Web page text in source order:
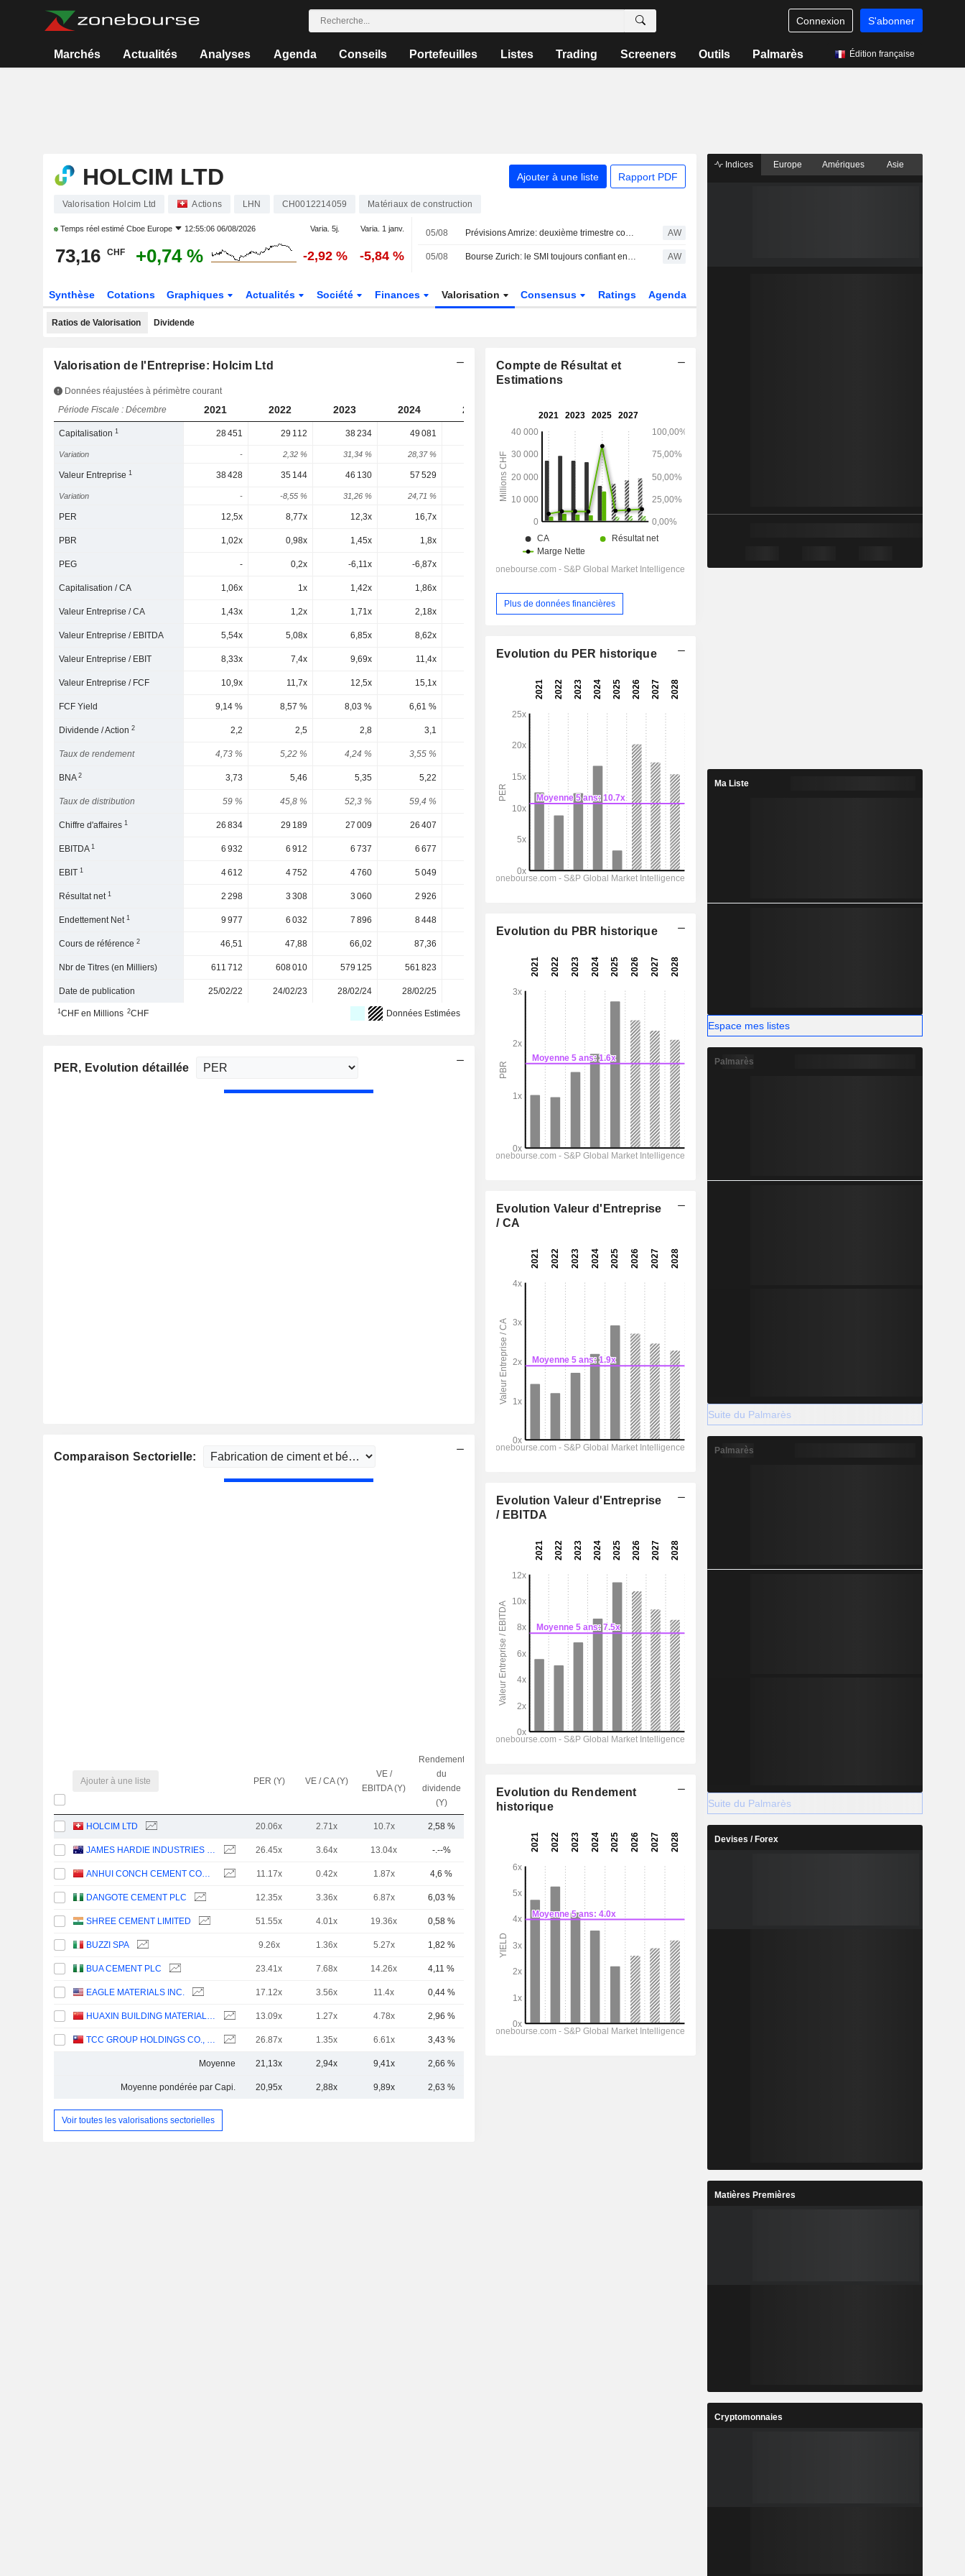
Connexion S'abonner
Marchés Actualités Analyses Agenda Conseils Portefeuilles Listes Trading Screeners Outils Palmarès Édition française
HOLCIM LTD Ajouter à une liste Rapport PDF
Valorisation Holcim Ltd Actions LHN CH0012214059 Matériaux de construction
Temps réel estimé Cboe Europe 12:55:06 06/08/2026 Varia. 5j. Varia. 1 janv.
73,16 CHF +0,74 % -2,92 % -5,84 %
05/08 Prévisions Amrize: deuxième trimestre contrasté AW
05/08 Bourse Zurich: le SMI toujours confiant en matinée AW
Synthèse Cotations Graphiques Actualités Société Finances Valorisation Consensus Ratings Agenda
Ratios de Valorisation Dividende
Valorisation de l'Entreprise: Holcim Ltd
Données réajustées à périmètre courant
Période Fiscale : Décembre
2021 2022 2023 2024 2025 2026 2027
Capitalisation1 28 451 29 112 38 234 49 081 40 168 -
Variation - 2,32 % 31,34 % 28,37 % -14,64 % -4,12 % -
Valeur Entreprise1 38 428 35 144 46 130 57 529 44 624 43 714
Variation - -8,55 % 31,26 % 24,71 % -20,6 % -2,01 % -2,04 %
PER 12,5x 8,77x 12,3x 16,7x 20,1x 17,2x 15,3x
PBR 1,02x 0,98x 1,45x 1,8x 2,44x 2,24x
PEG - 0,2x -6,11x -6,87x -0,2x 1,1x
Capitalisation / CA 1,06x 1x 1,42x 1,86x
Valeur Entreprise / CA 1,43x 1,2x 1,71x 2,18x 2,91x 2,71x 2,45x
Valeur Entreprise / EBITDA 5,54x 5,08x 6,85x 8,62x
Valeur Entreprise / EBIT 8,33x 7,4x 9,69x 11,4x 15,9x 14,5x 12,6x
Valeur Entreprise / FCF 10,9x 11,7x 12,5x 15,1x 21x 16,9x 15,7x
FCF Yield 9,14 % 8,57 % 8,03 % 6,61 %
Dividende / Action2 2,2 2,5 2,8 3,1 1,875 2,086
Taux de rendement 4,73 % 5,22 % 4,24 % 3,55 % 2,58 % 2,87 %
BNA2 3,73 5,46 5,35 5,22 3,619 4,212 4,755
Taux de distribution 59 % 45,8 % 52,3 % 59,4 % 7,15 % 51,8 % 49,5 % 48,5 %
Chiffre d'affaires1 26 834 29 189 27 009 26 407 16 821 18 232 19 168
EBITDA1 6 932 6 912 6 737 6 677 4 257 4 771 5 128
EBIT1 4 612 4 752 4 760 5 049 3 148 3 548 3 893
Résultat net1 2 298 3 308 3 060 2 926
Endettement Net1 9 977 6 032 7 896 8 448
Cours de référence2 46,51 47,88 66,02 87,36
Nbr de Titres (en Milliers) 611 712 608 010 579 125 561 823 553 125
Date de publication 25/02/22 24/02/23 28/02/24 28/02/25 -
1CHF en Millions 2CHF Données Estimées
PER, Evolution détaillée
Comparaison Sectorielle:
Ajouter à une liste PER (Y) VE / CA (Y)
VE /
EBITDA (Y)
Rendement
du
dividende
(Y)
HOLCIM LTD 20.06x 2.71x 10.7x 2,58 %
JAMES HARDIE INDUSTRIES PLC 26.45x 3.64x 13.04x -.--%
ANHUI CONCH CEMENT COMPANY LIMITED 11.17x 0.42x 1.87x 4,6 %
DANGOTE CEMENT PLC 12.35x 3.36x 6.87x 6,03 % 12,73 Md
SHREE CEMENT LIMITED 51.55x 4.01x 19.36x 0,58 % 10,21 Md
BUZZI SPA 9.26x 1.36x 5.27x 1,82 % 8,67 Md
BUA CEMENT PLC 23.41x 7.68x 14.26x 4,11 % 7,86 Md
EAGLE MATERIALS INC. 17.12x 3.56x 11.4x 0,44 % 6,7 Md
HUAXIN BUILDING MATERIALS GROUP CO., LTD. 13.09x 1.27x 4.78x 2,96 %
TCC GROUP HOLDINGS CO., LTD. 26.87x 1.35x 6.61x 3,43 %
Moyenne 21,13x 2,94x 9,41x 2,66 %
Moyenne pondérée par Capi. 20,95x 2,88x 9,89x 2,63 %
Voir toutes les valorisations sectorielles
Compte de Résultat et
Estimations
Plus de données financières
Evolution du PER historique
Evolution du PBR historique
Evolution Valeur d'Entreprise
/ CA
Evolution Valeur d'Entreprise
/ EBITDA
Evolution du Rendement
historique
Indices Europe Amériques Asie
Ma Liste
Espace mes listes
Palmarès
Suite du Palmarès
Palmarès
Suite du Palmarès
Devises / Forex
Matières Premières
Cryptomonnaies